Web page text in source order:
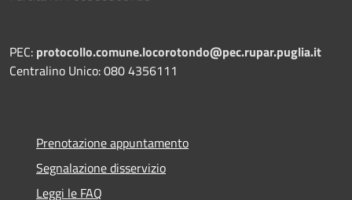
PEC: protocollo.comune.locorotondo@pec.rupar.puglia.it
Centralino Unico: 080 4356111
Prenotazione appuntamento
Segnalazione disservizio
Leggi le FAQ